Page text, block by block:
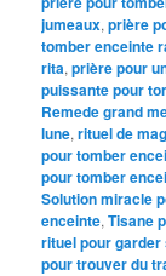
jumeaux,prière
tomber enceinte
rita,prière pour
puissante pour
Remede grand
lune,rituel de
pour tomber
pour tomber
Solution miracle
enceinte,Tisane
rituel pour
pour trouver du